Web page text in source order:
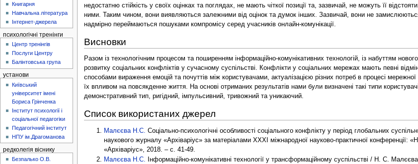
недостатню стійкість у своїх оцінках та поглядах, не мають чіткої позиції та, зазвичай, не можуть її
ними. Таким чином, вони виявляються залежними від оцінок та думок інших. Зазвичай, вони не
надмірно переймаються пошуками компромісу серед учасників онлайн-комунікації.
Висновки
Разом із технологічним процесом та поширенням інформаційно-комунікативних технологій, із набуттям
розвитку соціальних конфліктів у сучасному суспільстві. Конфлікти у соціальних мережах мають певні
способами вираження емоцій та почуттів між користувачами, актуалізацією різних потреб в процесі
їх впливом на повсякденне життя. На основі отриманих результатів нами були визначені такі типи
демонстративний тип, ригідний, імпульсивний, тривожний та уникаючий.
Список використаних джерел
Малєєва Н.С. Соціально-психологічні особливості соціального конфлікту у період глобальних
наукового журналу «Архіваріус» за матеріалами XXXI міжнародної науково-практичної конференції:
«Архіваріус», 2018. – с. 41-49.
Малєєва Н.С. Інформаційно-комунікативні технології у трансформаційному суспільстві / Н. С.
Книгарня
Навчальна література
Інтернет-джерела
психологічні тренінги
Центр тренінгів
Послуги Центру
Балінтовська група
установи
Київський
університет імені
Бориса Грінченка
Інститут психології і
соціальної педагогіки
Педагогічний інститут
НПУ ім.Драгоманова
редколегія віснику
Безпалько О.В.